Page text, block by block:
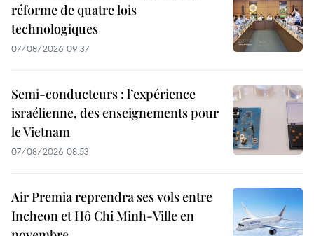
réforme de quatre lois
technologiques
07/08/2026 09:37
Semi-conducteurs : l’expérience
israélienne, des enseignements pour
le Vietnam
07/08/2026 08:53
Air Premia reprendra ses vols entre
Incheon et Hô Chi Minh-Ville en